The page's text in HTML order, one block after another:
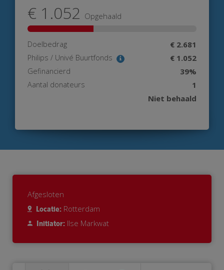
€ 1.052 Opgehaald
Doelbedrag € 2.681
Philips / Univé Buurtfonds € 1.052
Gefinancierd 39%
Aantal donateurs
1
Niet behaald
Afgesloten
Locatie: Rotterdam
Initiator: Ilse Markwat